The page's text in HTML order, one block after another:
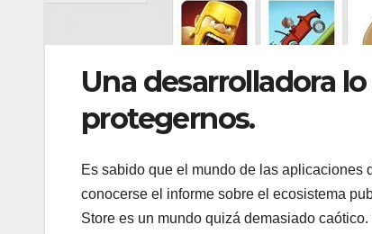
Una desarrolladora
protegernos.
Es sabido que el mundo de las aplicaciones
conocerse el informe sobre el ecosistema
Store es un mundo quizá demasiado